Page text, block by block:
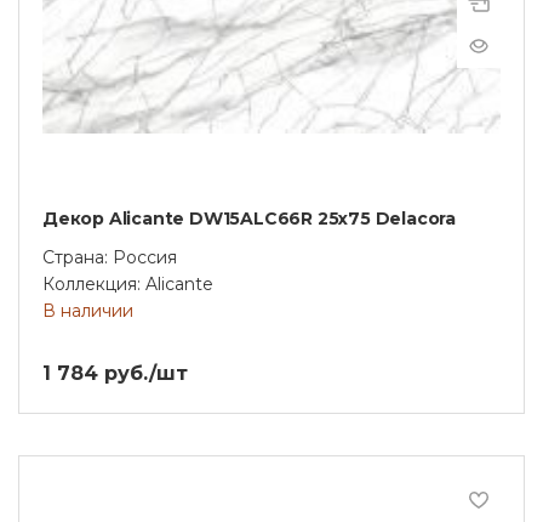
Декор Alicante DW15ALC66R 25х75 Delacora
Страна: Россия
Коллекция: Alicante
В наличии
1 784 руб./шт